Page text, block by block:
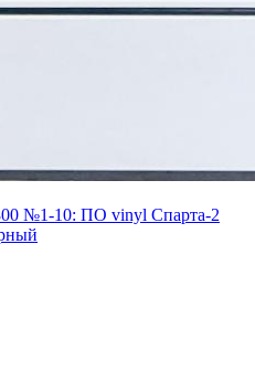
№1-10: ПО vinyl Спарта-2